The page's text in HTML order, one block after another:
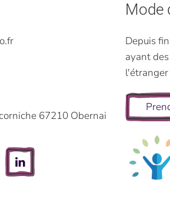
67210 Obernai
Mode
Depuis
ayant
l'étranger